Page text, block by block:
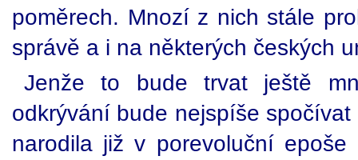
poměrech. Mnozí z nich stále
správě a i na některých českých
Jenže to bude trvat ještě
odkrývání bude nejspíše
narodila již v porevoluční